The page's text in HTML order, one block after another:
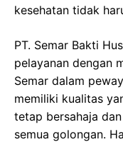
kesehatan tidak
PT. Semar Bakti
pelayanan dengan
Semar dalam
memiliki kualitas
tetap bersahaja
semua golongan.